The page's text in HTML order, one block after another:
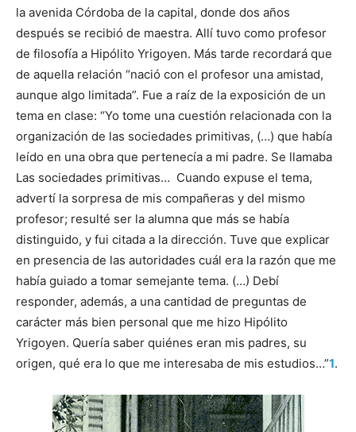
la avenida Córdoba de la capital, donde dos años
después se recibió de maestra. Allí tuvo como profesor
de filosofía a Hipólito Yrigoyen. Más tarde recordará que
de aquella relación “nació con el profesor una amistad,
aunque algo limitada”. Fue a raíz de la exposición de un
tema en clase: “Yo tome una cuestión relacionada con la
organización de las sociedades primitivas, (…) que había
leído en una obra que pertenecía a mi padre. Se llamaba
Las sociedades primitivas… Cuando expuse el tema,
advertí la sorpresa de mis compañeras y del mismo
profesor; resulté ser la alumna que más se había
distinguido, y fui citada a la dirección. Tuve que explicar
en presencia de las autoridades cuál era la razón que me
había guiado a tomar semejante tema. (…) Debí
responder, además, a una cantidad de preguntas de
carácter más bien personal que me hizo Hipólito
Yrigoyen. Quería saber quiénes eran mis padres, su
origen, qué era lo que me interesaba de mis estudios…”1.